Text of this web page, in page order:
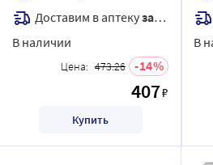
Доставим в аптекузавтра
В наличии
Цена: 473.26 14
407₽
Купить
В